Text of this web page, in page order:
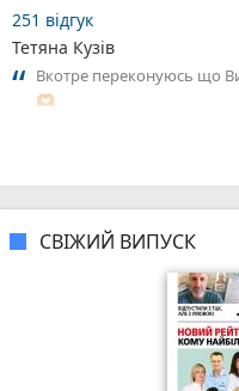
251 відгук
Тетяна Кузів
Вкотре переконуюсь що
🫶🏻
СВІЖИЙ ВИПУСК